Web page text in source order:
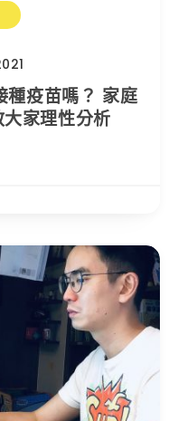
種疫苗嗎？ 家庭
家理性分析